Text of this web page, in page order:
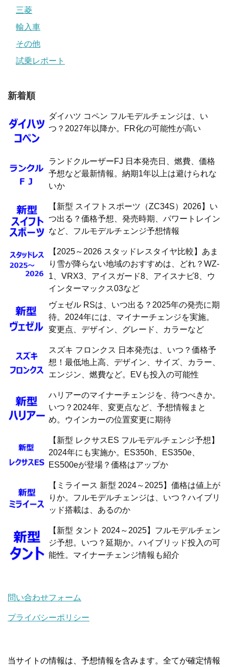
三菱
輸入車
その他
試乗レポート
新着順
ダイハツ コペン フルモデルチェンジは、い
つ？2027年以降か。FR化の可能性が高い
ランドクルーザーFJ 日本発売日、燃費、価格
予想など最新情報。納期1年以上は避けられな
いか
【新型 スイフトスポーツ（ZC34S）2026】い
つ出る？価格予想、発売時期、パワートレイン
など、フルモデルチェンジ予想情報
【2025～2026 スタッドレスタイヤ比較】あま
り雪が降らない地域のおすすめは、どれ？WZ-
1、VRX3、アイスガード8、アイスナビ8、ウ
インターマックス03など
ヴェゼル RSは、いつ出る？2025年の発売に期
待。2024年には、マイナーチェンジを実施。
変更点、デザイン、グレード、カラーなど
スズキ フロンクス 日本発売は、いつ？価格予
想！最低地上高、デザイン、サイズ、カラー、
エンジン、燃費など。EVも投入の可能性
ハリアーのマイナーチェンジを、待つべきか。
いつ？2024年、変更点など、予想情報まと
め。ウインカーの位置変更に期待
【新型 レクサスES フルモデルチェンジ予想】
2024年にも実施か。ES350h、ES350e、
ES500eが登場？価格はアップか
【ミライース 新型 2024～2025】価格は値上が
りか。フルモデルチェンジは、いつ？ハイブリ
ッド搭載は、あるのか
【新型 タント 2024～2025】フルモデルチェン
ジ予想。いつ？延期か。ハイブリッド投入の可
能性。マイナーチェンジ情報も紹介
問い合わせフォーム
プライバシーポリシー
当サイトの情報は、予想情報を含みます。全てが確定情報